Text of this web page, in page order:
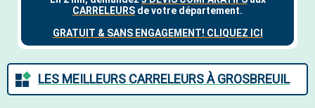
LES MEILLEURS CARRELEURS À GROSBREUIL